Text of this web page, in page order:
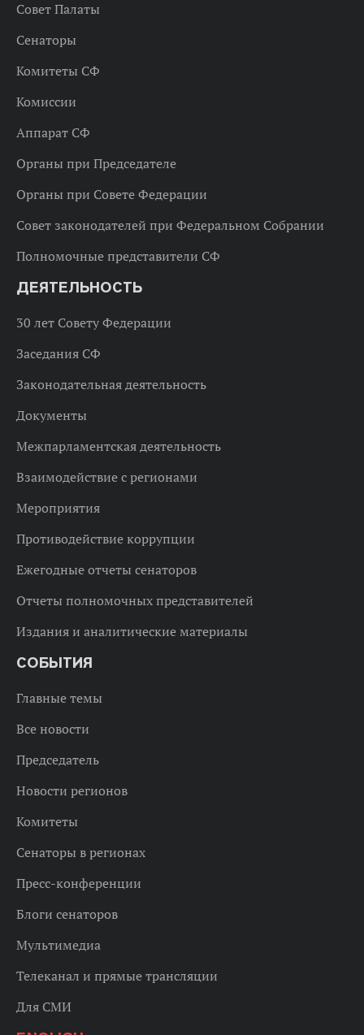
Совет Палаты
Сенаторы
Комитеты СФ
Комиссии
Аппарат СФ
Органы при Председателе
Органы при Совете Федерации
Совет законодателей при Федеральном Собрании
Полномочные представители СФ
ДЕЯТЕЛЬНОСТЬ
30 лет Совету Федерации
Заседания СФ
Законодательная деятельность
Документы
Межпарламентская деятельность
Взаимодействие с регионами
Мероприятия
Противодействие коррупции
Ежегодные отчеты сенаторов
Отчеты полномочных представителей
Издания и аналитические материалы
СОБЫТИЯ
Главные темы
Все новости
Председатель
Новости регионов
Комитеты
Сенаторы в регионах
Пресс-конференции
Блоги сенаторов
Мультимедиа
Телеканал и прямые трансляции
Для СМИ